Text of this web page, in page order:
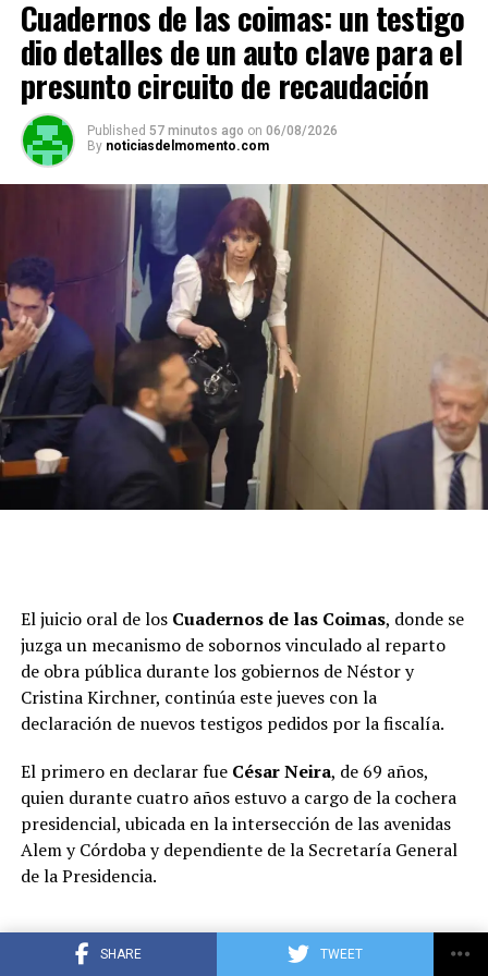
SHARE TWEET
p
p
o
k
m
k
tir
Cuadernos de las coimas: un testigo
dio detalles de un auto clave para el
presunto circuito de recaudación
Published 57 minutos ago on 06/08/2026
By noticiasdelmomento.com
El juicio oral de losCuadernos de las Coimas, donde se
juzga un mecanismo de sobornos vinculado al reparto
de obra pública durante los gobiernos de Néstor y
Cristina Kirchner, continúa este jueves con la
declaración de nuevos testigos pedidos por la fiscalía.
El primero en declarar fue César Neira, de 69 años,
quien durante cuatro años estuvo a cargo de la cochera
presidencial, ubicada en la intersección de las avenidas
Alem y Córdoba y dependiente de la Secretaría General
de la Presidencia.
ADVERTISEMENT